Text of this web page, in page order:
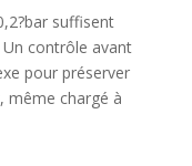
suffisent
contrôle avant
pour préserver
même chargé à